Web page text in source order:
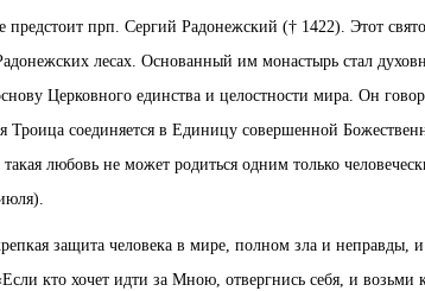
предстоит прп. Сергий Радонежский († 1422). Этот
лесах. Основанный им монастырь стал
Церковного единства и целостности мира. Он
Троица соединяется в Единицу совершенной
любовь не может родиться одним только
защита человека в мире, полном зла и
кто хочет идти за Мною, отвергнись себя, и